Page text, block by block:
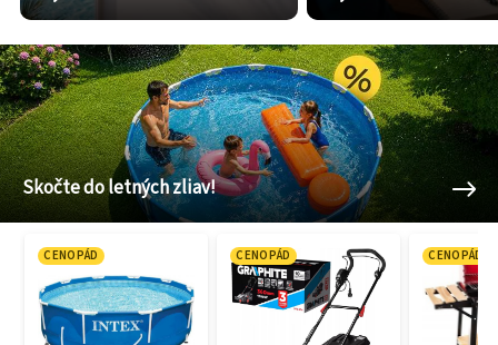
Skočte do letných zliav!
CENOPÁD CENOPÁD CENOPÁD